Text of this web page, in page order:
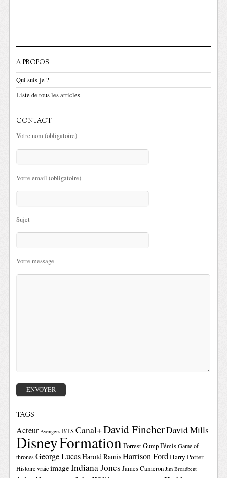
A PROPOS
Qui suis-je ?
Liste de tous les articles
CONTACT
Votre nom (obligatoire)
Votre email (obligatoire)
Sujet
Votre message
TAGS
Acteur Avengers BTSCanal+David FincherDavid Mills
DisneyFormationForrest GumpFémis Game of
thrones George LucasHarold RamisHarrison FordHarry Potter
Histoire vraie imageIndiana Jones James Cameron Jim Broadbent